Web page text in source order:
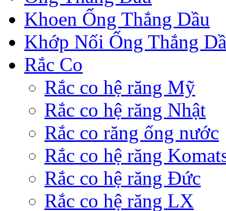
Khoen Ống Thắng Dầu
Khớp Nối Ống Thắng
Rắc Co
Rắc co hệ răng Mỹ
Rắc co hệ răng Nhật
Rắc co răng ống nước
Rắc co hệ răng
Rắc co hệ răng Đức
Rắc co hệ răng LX